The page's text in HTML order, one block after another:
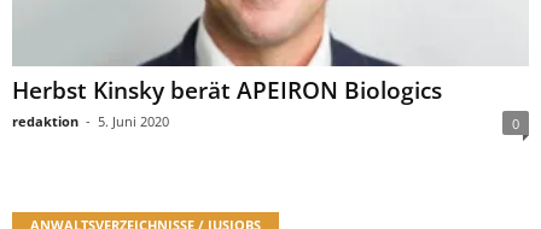
Herbst Kinsky berät APEIRON Biologics
redaktion - 5. Juni 2020 0
ANWALTSVERZEICHNISSE / JUSJOBS